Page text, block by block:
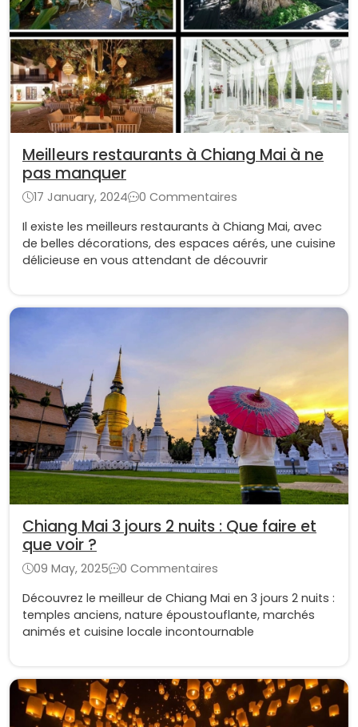
Meilleurs restaurants à Chiang Mai à ne
pas manquer
17 January, 2024
0 Commentaires
Il existe les meilleurs restaurants à Chiang Mai, avec
de belles décorations, des espaces aérés, une cuisine
délicieuse en vous attendant de découvrir
Chiang Mai 3 jours 2 nuits : Que faire et
que voir ?
09 May, 2025
0 Commentaires
Découvrez le meilleur de Chiang Mai en 3 jours 2 nuits :
temples anciens, nature époustouflante, marchés
animés et cuisine locale incontournable